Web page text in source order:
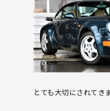
とても大切にされてき